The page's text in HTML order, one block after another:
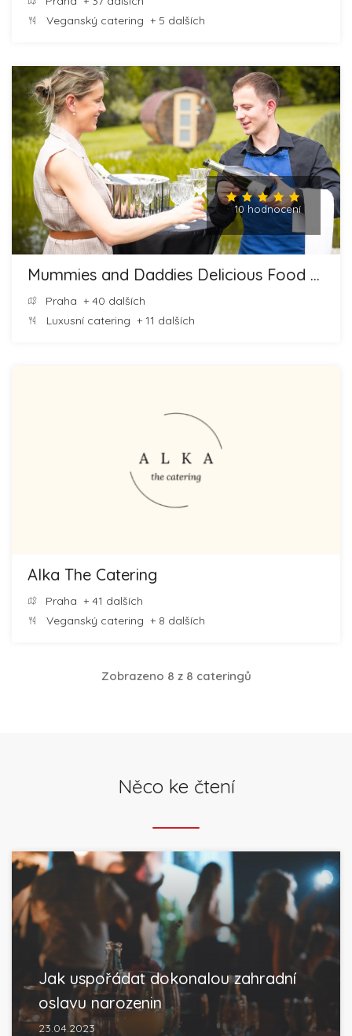
Veganský catering + 5 dalších
10 hodnocení
Mummies and Daddies Delicious Food and Cheesecakes
Praha + 40 dalších
Luxusní catering + 11 dalších
Alka The Catering
Praha + 41 dalších
Veganský catering + 8 dalších
Zobrazeno 8 z 8 cateringů
Něco ke čtení
Jak uspořádat dokonalou zahradní
oslavu narozenin
23.04.2023